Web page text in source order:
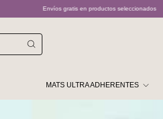
productos seleccionados Los envíos por Andreani
MATS ULTRA ADHERENTES